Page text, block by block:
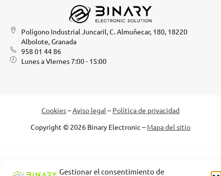
Gestionar el consentimiento de
Polígono Industrial Juncaril, C. Almuñecar, 180, 18220
Albolote, Granada
958 01 44 86
Lunes a VIernes 7:00 - 15:00
Cookies–Aviso legal – Política de privacidad
Copyright © 2026 Binary Electronic – Mapa del sitio